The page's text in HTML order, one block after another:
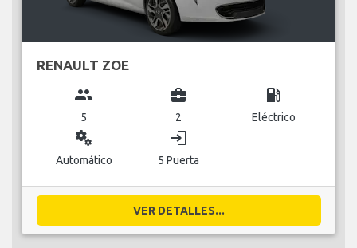
RENAULT ZOE
group
5
business_center
2
local_gas_station
Eléctrico
miscellaneous_services
Automático
login
5 Puerta
VER DETALLES...